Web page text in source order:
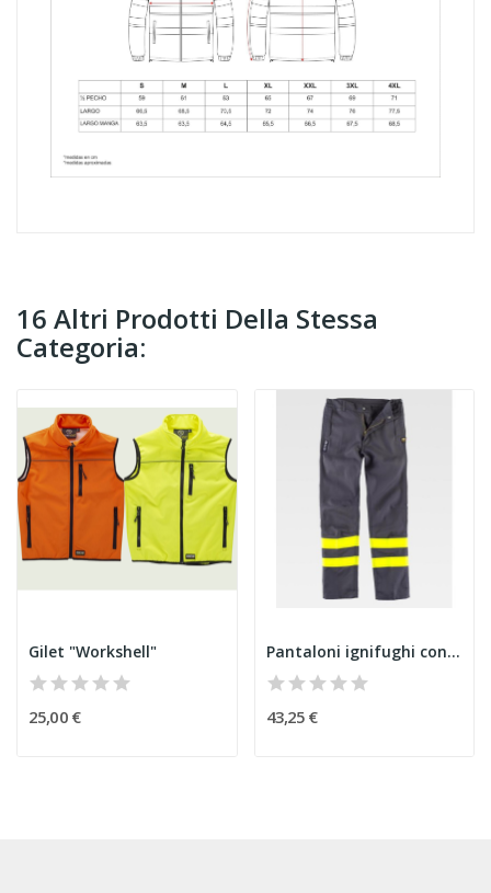
16 Altri Prodotti Della Stessa
Categoria:
Gilet "Workshell"
25,00 €
Pantaloni ignifughi con fibra antistatica
43,25 €